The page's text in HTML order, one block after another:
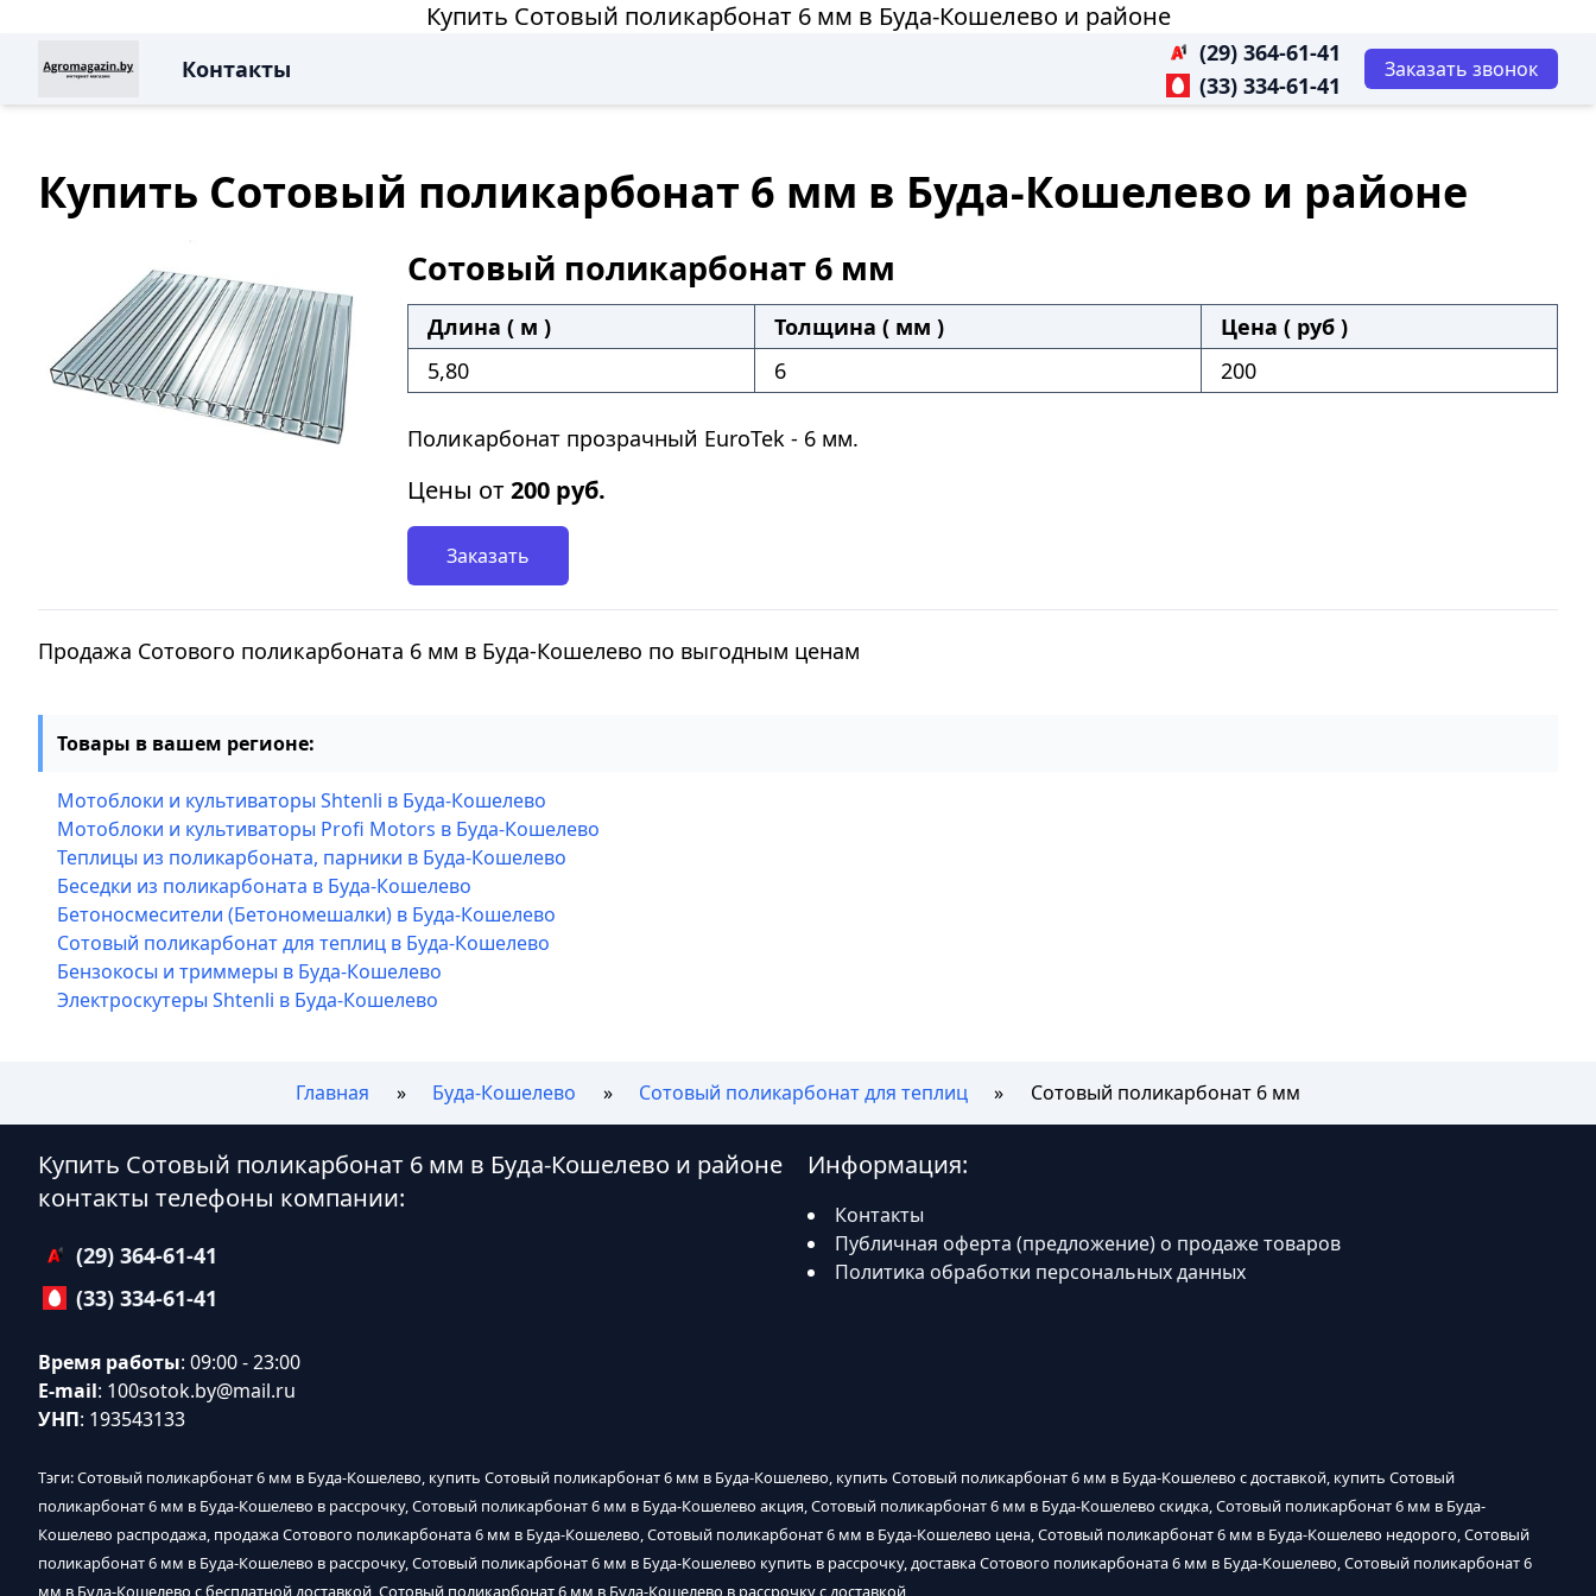
Купить Сотовый поликарбонат 6 мм в Буда-Кошелево и районе
Контакты
(29) 364-61-41
(33) 334-61-41
Заказать звонок
Купить Сотовый поликарбонат 6 мм в Буда-Кошелево и районе
Сотовый поликарбонат 6 мм
Длина ( м ) Толщина ( мм )
Цена ( руб )
5,80
6 200
Поликарбонат прозрачный EuroTek - 6 мм.
Цены от200 руб.
Заказать
Продажа Сотового поликарбоната 6 мм в Буда-Кошелево по выгодным ценам
Товары в вашем регионе:
Мотоблоки и культиваторы Shtenli в Буда-Кошелево
Мотоблоки и культиваторы Profi Motors в Буда-Кошелево
Теплицы из поликарбоната, парники в Буда-Кошелево
Беседки из поликарбоната в Буда-Кошелево
Бетоносмесители (Бетономешалки) в Буда-Кошелево
Сотовый поликарбонат для теплиц в Буда-Кошелево
Бензокосы и триммеры в Буда-Кошелево
Электроскутеры Shtenli в Буда-Кошелево
Главная Буда-Кошелево Сотовый поликарбонат для теплиц Сотовый поликарбонат 6 мм
Купить Сотовый поликарбонат 6 мм в Буда-Кошелево и районе
контакты телефоны компании:
(29) 364-61-41
(33) 334-61-41
Время работы: 09:00 - 23:00
E-mail: 100sotok.by@mail.ru
УНП: 193543133
Информация:
Контакты
Публичная оферта (предложение) о продаже товаров
Политика обработки персональных данных
Тэги: Сотовый поликарбонат 6 мм в Буда-Кошелево, купить Сотовый поликарбонат 6 мм в Буда-Кошелево, купить Сотовый поликарбонат 6 мм в Буда-Кошелево с доставкой, купить Сотовый
поликарбонат 6 мм в Буда-Кошелево в рассрочку, Сотовый поликарбонат 6 мм в Буда-Кошелево акция, Сотовый поликарбонат 6 мм в Буда-Кошелево скидка, Сотовый поликарбонат 6 мм в Буда-
Кошелево распродажа, продажа Сотового поликарбоната 6 мм в Буда-Кошелево, Сотовый поликарбонат 6 мм в Буда-Кошелево цена, Сотовый поликарбонат 6 мм в Буда-Кошелево недорого, Сотовый
поликарбонат 6 мм в Буда-Кошелево в рассрочку, Сотовый поликарбонат 6 мм в Буда-Кошелево купить в рассрочку, доставка Сотового поликарбоната 6 мм в Буда-Кошелево, Сотовый поликарбонат 6
мм в Буда-Кошелево с бесплатной доставкой, Сотовый поликарбонат 6 мм в Буда-Кошелево в рассрочку с доставкой